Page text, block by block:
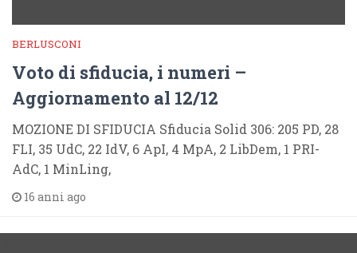
BERLUSCONI
Voto di sfiducia, i numeri –
Aggiornamento al 12/12
MOZIONE DI SFIDUCIA Sfiducia Solid 306: 205 PD, 28
FLI, 35 UdC, 22 IdV, 6 ApI, 4 MpA, 2 LibDem, 1 PRI-
AdC, 1 MinLing,
16 anni ago